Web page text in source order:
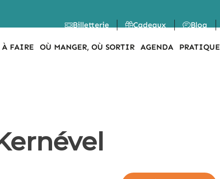
Billetterie
Cadeaux Blog
FAIRE OÙ MANGER, OÙ SORTIR AGENDA PRATIQUE